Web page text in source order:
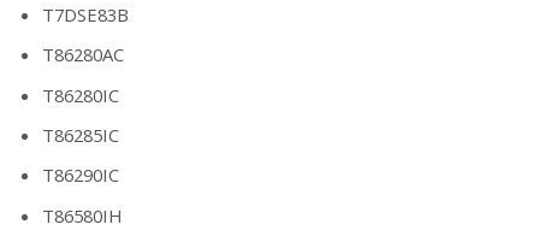
T7DSE83B
T86280AC
T86280IC
T86285IC
T86290IC
T86580IH